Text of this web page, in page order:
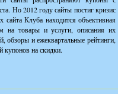
Но 2012 году сайты постиг кризис
сайта Клуба находится объективная
на товары и услуги, описания их
обзоры и ежеквартальные рейтинги,
купонов на скидки.